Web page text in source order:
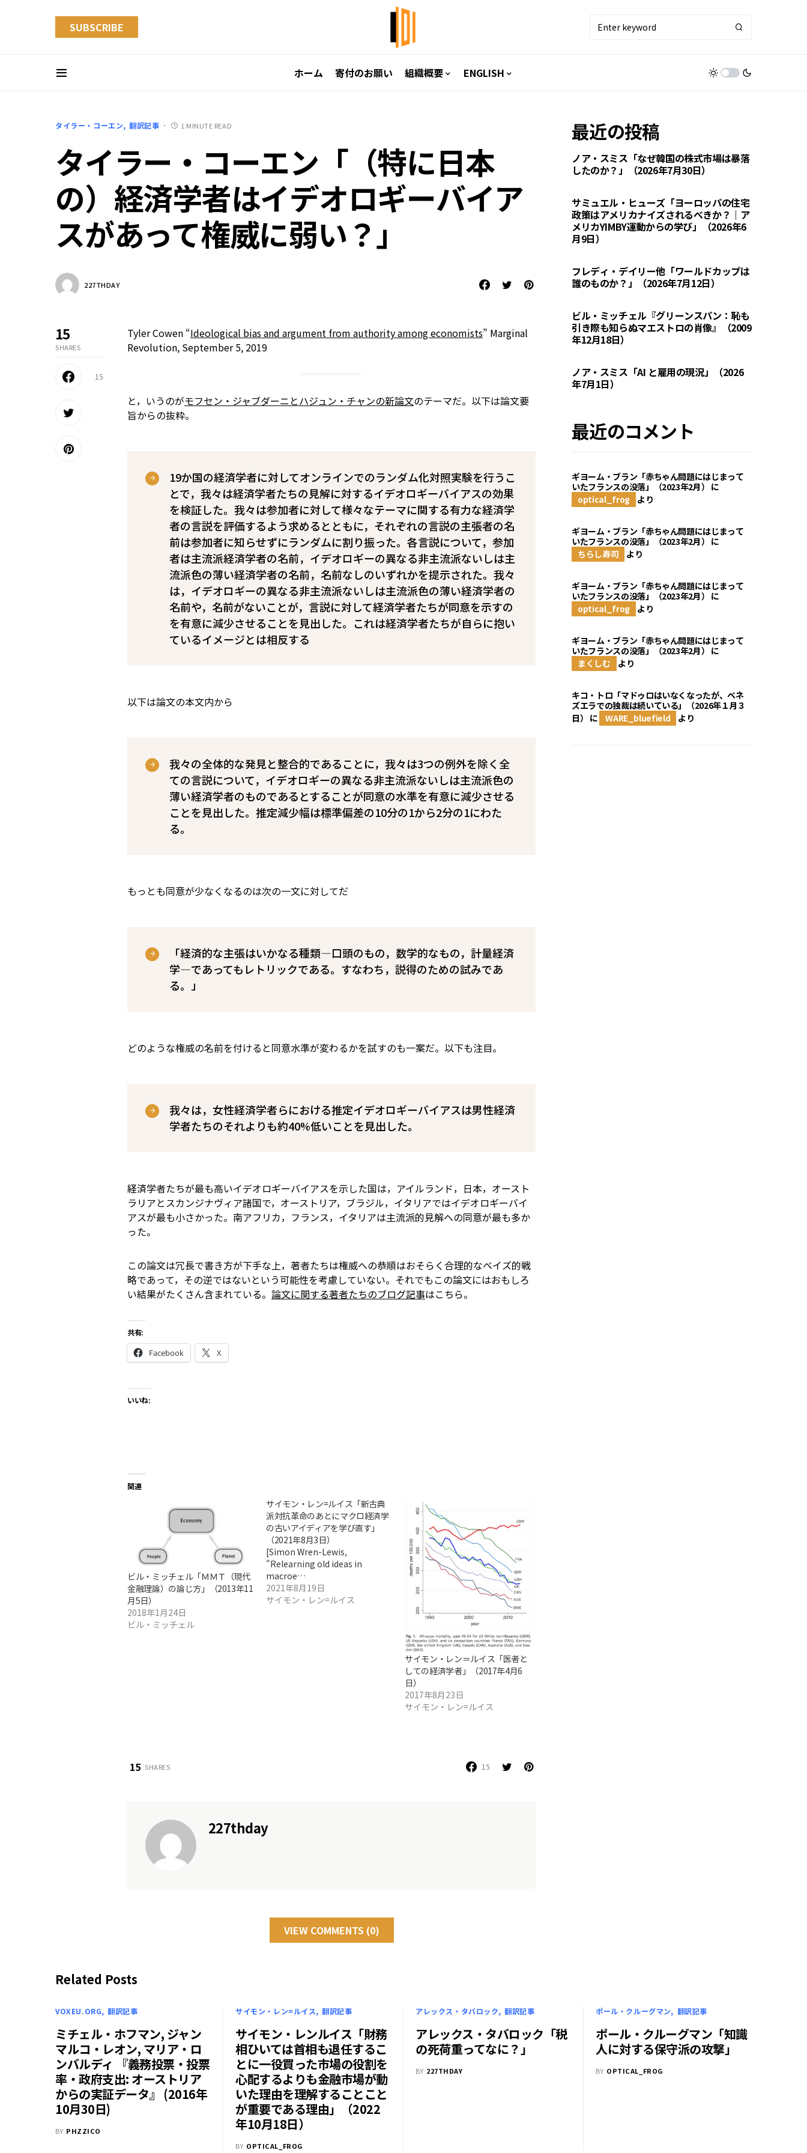
SUBSCRIBE
ホーム 寄付のお願い 組織概要 ENGLISH
タイラー・コーエン 翻訳記事 1 MINUTE READ
タイラー・コーエン「（特に日本
の）経済学者はイデオロギーバイア
スがあって権威に弱い？」
227THDAY
15
SHARES
15
Tyler Cowen “Ideological bias and argument from authority among economists” Marginal
Revolution, September 5, 2019
と，いうのがモフセン・ジャブダーニとハジュン・チャンの新論文のテーマだ。以下は論文要
旨からの抜粋。
19か国の経済学者に対してオンラインでのランダム化対照実験を行うこ
とで，我々は経済学者たちの見解に対するイデオロギーバイアスの効果
を検証した。我々は参加者に対して様々なテーマに関する有力な経済学
者の言説を評価するよう求めるとともに，それぞれの言説の主張者の名
前は参加者に知らせずにランダムに割り振った。各言説について，参加
者は主流派経済学者の名前，イデオロギーの異なる非主流派ないしは主
流派色の薄い経済学者の名前，名前なしのいずれかを提示された。我々
は，イデオロギーの異なる非主流派ないしは主流派色の薄い経済学者の
名前や，名前がないことが，言説に対して経済学者たちが同意を示すの
を有意に減少させることを見出した。これは経済学者たちが自らに抱い
ているイメージとは相反する
以下は論文の本文内から
我々の全体的な発見と整合的であることに，我々は3つの例外を除く全
ての言説について，イデオロギーの異なる非主流派ないしは主流派色の
薄い経済学者のものであるとすることが同意の水準を有意に減少させる
ことを見出した。推定減少幅は標準偏差の10分の1から2分の1にわた
る。
もっとも同意が少なくなるのは次の一文に対してだ
「経済的な主張はいかなる種類―口頭のもの，数学的なもの，計量経済
学―であってもレトリックである。すなわち，説得のための試みであ
る。」
どのような権威の名前を付けると同意水準が変わるかを試すのも一案だ。以下も注目。
我々は，女性経済学者らにおける推定イデオロギーバイアスは男性経済
学者たちのそれよりも約40%低いことを見出した。
経済学者たちが最も高いイデオロギーバイアスを示した国は，アイルランド，日本，オースト
ラリアとスカンジナヴィア諸国で，オーストリア，ブラジル，イタリアではイデオロギーバイ
アスが最も小さかった。南アフリカ，フランス，イタリアは主流派的見解への同意が最も多か
った。
この論文は冗長で書き方が下手な上，著者たちは権威への恭順はおそらく合理的なベイズ的戦
略であって，その逆ではないという可能性を考慮していない。それでもこの論文にはおもしろ
い結果がたくさん含まれている。 論文に関する著者たちのブログ記事はこちら。
共有:
Facebook X
いいね:
関連
ビル・ミッチェル「ＭＭＴ（現代
金融理論）の論じ方」（2013年11
月5日）
2018年1月24日
ビル・ミッチェル
サイモン・レン=ルイス「新古典
派対抗革命のあとにマクロ経済学
の古いアイディアを学び直す」
（2021年8月3日）
[Simon Wren-Lewis,
"Relearning old ideas in
macroe…
2021年8月19日
サイモン・レン=ルイス
サイモン・レン＝ルイス「医者と
しての経済学者」（2017年4月6
日）
2017年8月23日
サイモン・レン=ルイス
15 SHARES 15
227thday
VIEW COMMENTS (0)
最近の投稿
ノア・スミス「なぜ韓国の株式市場は暴落
したのか？」（2026年7月30日）
サミュエル・ヒューズ「ヨーロッパの住宅
政策はアメリカナイズされるべきか？｜ア
メリカYIMBY運動からの学び」（2026年6
月9日）
フレディ・デイリー他「ワールドカップは
誰のものか？」（2026年7月12日）
ビル・ミッチェル『グリーンスパン：恥も
引き際も知らぬマエストロの肖像』（2009
年12月18日）
ノア・スミス「AI と雇用の現況」（2026
年7月1日）
最近のコメント
ギヨーム・ブラン「赤ちゃん問題にはじまって
いたフランスの没落」（2023年2月） に
optical_frog
より
ギヨーム・ブラン「赤ちゃん問題にはじまって
いたフランスの没落」（2023年2月） に
ちらし寿司
より
ギヨーム・ブラン「赤ちゃん問題にはじまって
いたフランスの没落」（2023年2月） に
optical_frog
より
ギヨーム・ブラン「赤ちゃん問題にはじまって
いたフランスの没落」（2023年2月） に
まくしむ
より
キコ・トロ「マドゥロはいなくなったが、ベネ
ズエラでの独裁は続いている」（2026年１月３
日） に WARE_bluefield より
Related Posts
VOXEU.ORG 翻訳記事
ミチェル・ホフマン, ジャン
マルコ・レオン, マリア・ロ
ンバルディ 『義務投票・投票
率・政府支出: オーストリア
からの実証データ』 (2016年
10月30日)
BY PHZZICO
サイモン・レン=ルイス 翻訳記事
サイモン・レンルイス「財務
相ひいては首相も退任するこ
とに一役買った市場の役割を
心配するよりも金融市場が動
いた理由を理解することこと
が重要である理由」（2022
年10月18日）
BY OPTICAL_FROG
アレックス・タバロック 翻訳記事
アレックス・タバロック「税
の死荷重ってなに？」
BY 227THDAY
ポール・クルーグマン 翻訳記事
ポール・クルーグマン「知識
人に対する保守派の攻撃」
BY OPTICAL_FROG